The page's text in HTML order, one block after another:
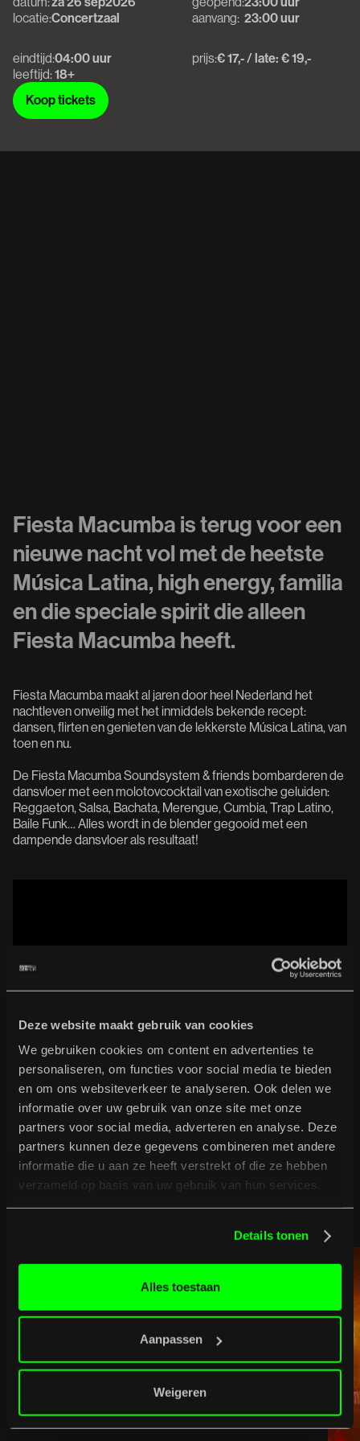
Deze website maakt gebruik van cookies
We gebruiken cookies om content en advertenties te
personaliseren, om functies voor social media te bieden
en om ons websiteverkeer te analyseren. Ook delen we
informatie over uw gebruik van onze site met onze
partners voor social media, adverteren en analyse. Deze
partners kunnen deze gegevens combineren met andere
informatie die u aan ze heeft verstrekt of die ze hebben
verzameld op basis van uw gebruik van hun services.
Details tonen
Alles toestaan
Aanpassen
Weigeren
locatie:Concertzaal
aanvang: 23:00 uur
eindtijd:
leeftijd:
04:00 uur
18+
prijs:€ 17,- / late: € 19,-
Koop tickets
Fiesta Macumba is terug voor een
nieuwe nacht vol met de heetste
Música Latina, high energy, familia
en die speciale spirit die alleen
Fiesta Macumba heeft.
Fiesta Macumba maakt al jaren door heel Nederland het
nachtleven onveilig met het inmiddels bekende recept:
dansen, flirten en genieten van de lekkerste Música Latina, van
toen en nu.
De Fiesta Macumba Soundsystem & friends bombarderen de
dansvloer met een molotovcocktail van exotische geluiden:
Reggaeton, Salsa, Bachata, Merengue, Cumbia, Trap Latino,
Baile Funk… Alles wordt in de blender gegooid met een
dampende dansvloer als resultaat!
Burger tipt
Bekijk volledig programma